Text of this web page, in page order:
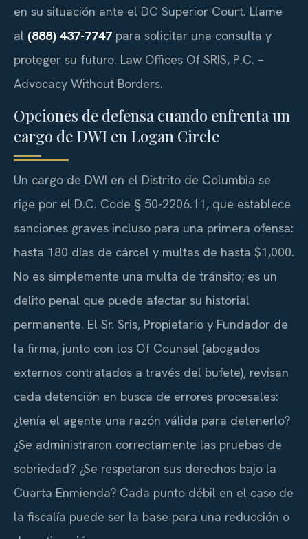
en su situación ante el DC Superior Court. Llame
al (888) 437-7747 para solicitar una consulta y
proteger su futuro. Law Offices Of SRIS, P.C. –
Advocacy Without Borders.
Opciones de defensa cuando enfrenta un
cargo de DWI en Logan Circle
Un cargo de DWI en el Distrito de Columbia se
rige por el D.C. Code § 50-2206.11, que establece
sanciones graves incluso para una primera ofensa:
hasta 180 días de cárcel y multas de hasta $1,000.
No es simplemente una multa de tránsito; es un
delito penal que puede afectar su historial
permanente. El Sr. Sris, Propietario y Fundador de
la firma, junto con los Of Counsel (abogados
externos contratados a través del bufete), revisan
cada detención en busca de errores procesales:
¿tenía el agente una razón válida para detenerlo?
¿Se administraron correctamente las pruebas de
sobriedad? ¿Se respetaron sus derechos bajo la
Cuarta Enmienda? Cada punto débil en el caso de
la fiscalía puede ser la base para una reducción o